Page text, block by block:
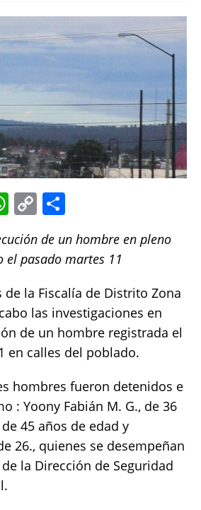
W
h
at
s
A
p
p
C
o
p
y
Li
n
k
h
a
re
de un hombre en pleno
el pasado martes 11
de la Fiscalía de Distrito Zona
las investigaciones en
de un hombre registrada el
en calles del poblado.
hombres fueron detenidos e
: Yoony Fabián M. G., de 36
45 años de edad y
26., quienes se desempeñan
la Dirección de Seguridad